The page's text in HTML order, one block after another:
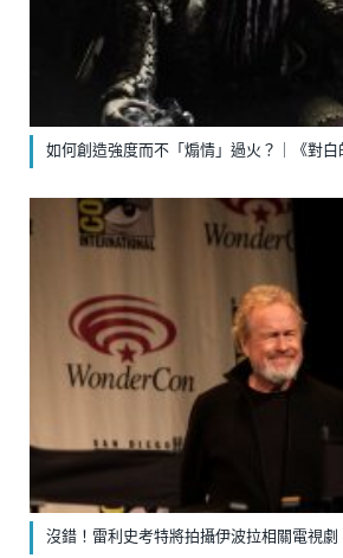
如何創造強度而不「煽情」過火？｜《對白
沒錯！雷利史考特將拍攝伊波拉相關電視劇